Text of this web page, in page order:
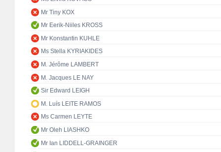
Mr Tiny KOX
Mr Eerik-Niiles KROSS
Mr Konstantin KUHLE
Ms Stella KYRIAKIDES
M. Jérôme LAMBERT
M. Jacques LE NAY
Sir Edward LEIGH
M. Luís LEITE RAMOS
Ms Carmen LEYTE
Mr Oleh LIASHKO
Mr Ian LIDDELL-GRAINGER